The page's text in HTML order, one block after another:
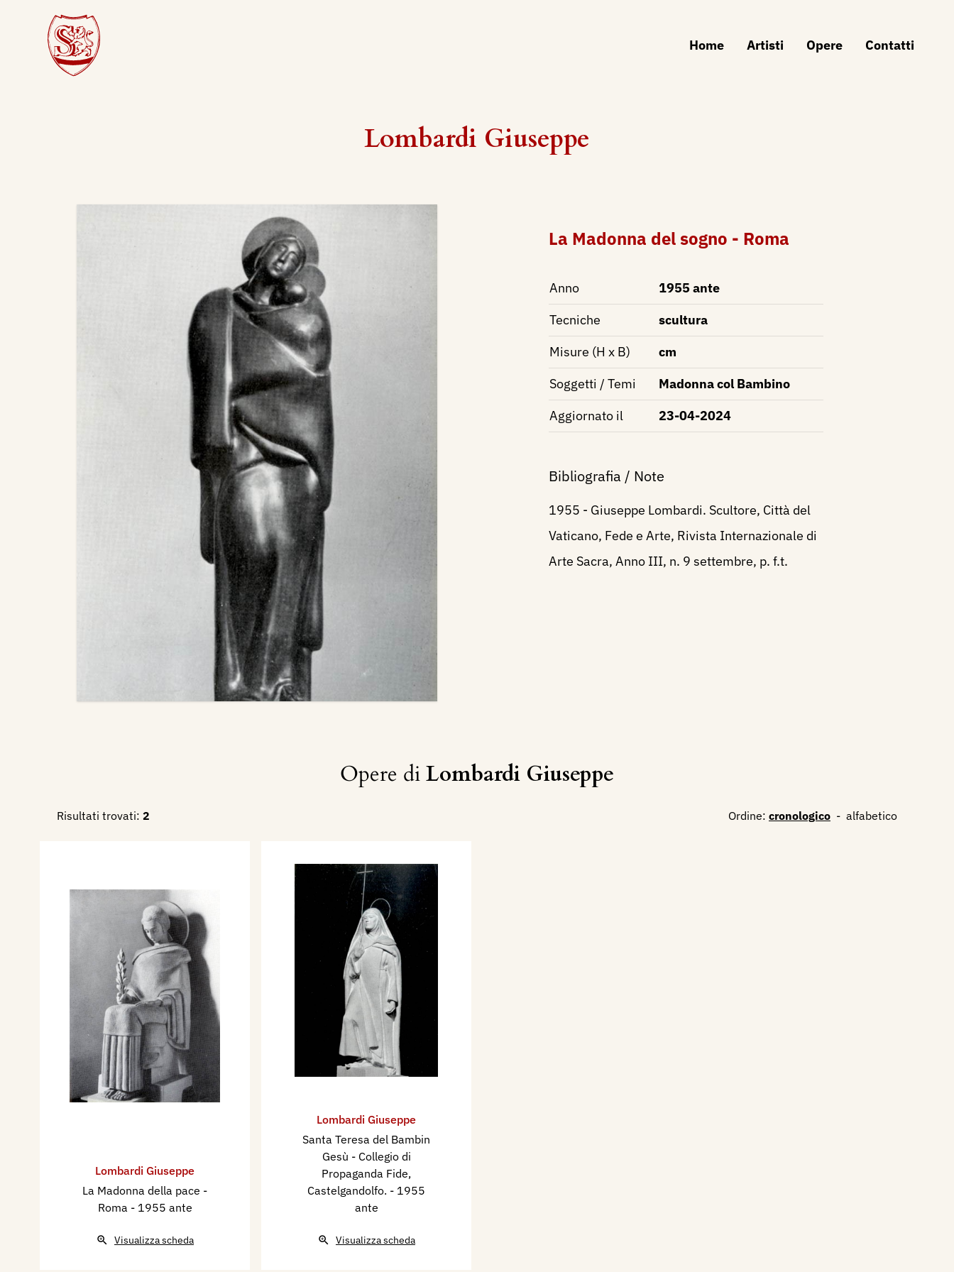
Home Artisti Opere Contatti
Lombardi Giuseppe
La Madonna del sogno - Roma
Anno
1955 ante
Tecniche
scultura
Misure (H x B)
cm
Soggetti / Temi
Madonna col Bambino
Aggiornato il
23-04-2024
Bibliografia / Note
1955 - Giuseppe Lombardi. Scultore, Città del
Vaticano, Fede e Arte, Rivista Internazionale di
Arte Sacra, Anno III, n. 9 settembre, p. f.t.
Opere diLombardi Giuseppe
Risultati trovati: 2 Ordine: cronologico - alfabetico
Lombardi Giuseppe
La Madonna della pace -
Roma - 1955 ante
Visualizza scheda
Lombardi Giuseppe
Santa Teresa del Bambin
Gesù - Collegio di
Propaganda Fide,
Castelgandolfo. - 1955
ante
Visualizza scheda